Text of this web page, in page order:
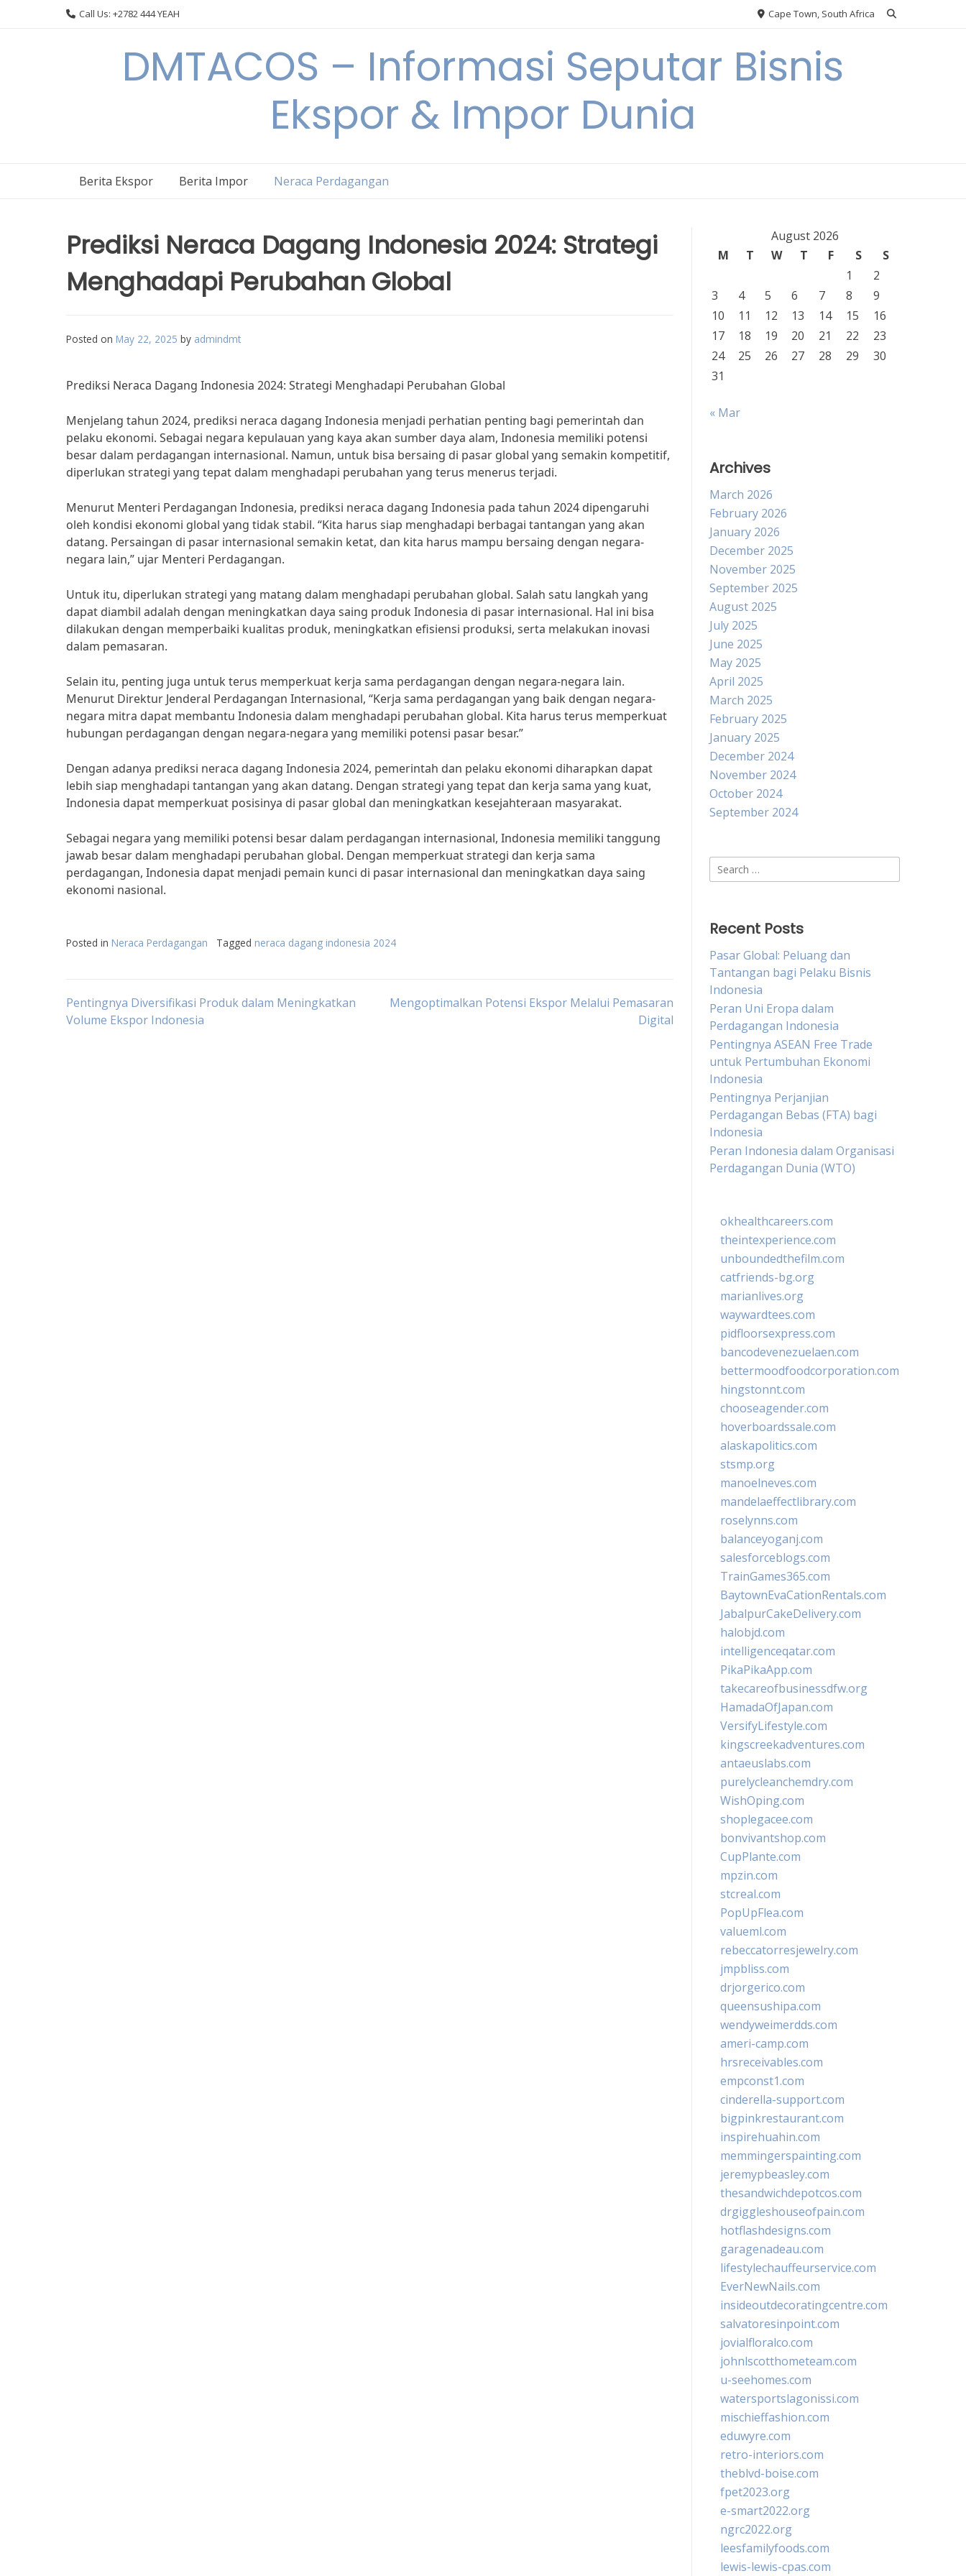
Call Us: +2782 444 YEAH Cape Town, South Africa
DMTACOS – Informasi Seputar Bisnis
Ekspor & Impor Dunia
Berita Ekspor Berita Impor Neraca Perdagangan
Prediksi Neraca Dagang Indonesia 2024: Strategi
Menghadapi Perubahan Global
Posted on May 22, 2025 by admindmt
Prediksi Neraca Dagang Indonesia 2024: Strategi Menghadapi Perubahan Global
Menjelang tahun 2024, prediksi neraca dagang Indonesia menjadi perhatian penting bagi pemerintah dan
pelaku ekonomi. Sebagai negara kepulauan yang kaya akan sumber daya alam, Indonesia memiliki potensi
besar dalam perdagangan internasional. Namun, untuk bisa bersaing di pasar global yang semakin kompetitif,
diperlukan strategi yang tepat dalam menghadapi perubahan yang terus menerus terjadi.
Menurut Menteri Perdagangan Indonesia, prediksi neraca dagang Indonesia pada tahun 2024 dipengaruhi
oleh kondisi ekonomi global yang tidak stabil. “Kita harus siap menghadapi berbagai tantangan yang akan
datang. Persaingan di pasar internasional semakin ketat, dan kita harus mampu bersaing dengan negara-
negara lain,” ujar Menteri Perdagangan.
Untuk itu, diperlukan strategi yang matang dalam menghadapi perubahan global. Salah satu langkah yang
dapat diambil adalah dengan meningkatkan daya saing produk Indonesia di pasar internasional. Hal ini bisa
dilakukan dengan memperbaiki kualitas produk, meningkatkan efisiensi produksi, serta melakukan inovasi
dalam pemasaran.
Selain itu, penting juga untuk terus memperkuat kerja sama perdagangan dengan negara-negara lain.
Menurut Direktur Jenderal Perdagangan Internasional, “Kerja sama perdagangan yang baik dengan negara-
negara mitra dapat membantu Indonesia dalam menghadapi perubahan global. Kita harus terus memperkuat
hubungan perdagangan dengan negara-negara yang memiliki potensi pasar besar.”
Dengan adanya prediksi neraca dagang Indonesia 2024, pemerintah dan pelaku ekonomi diharapkan dapat
lebih siap menghadapi tantangan yang akan datang. Dengan strategi yang tepat dan kerja sama yang kuat,
Indonesia dapat memperkuat posisinya di pasar global dan meningkatkan kesejahteraan masyarakat.
Sebagai negara yang memiliki potensi besar dalam perdagangan internasional, Indonesia memiliki tanggung
jawab besar dalam menghadapi perubahan global. Dengan memperkuat strategi dan kerja sama
perdagangan, Indonesia dapat menjadi pemain kunci di pasar internasional dan meningkatkan daya saing
ekonomi nasional.
Posted in Neraca Perdagangan Tagged neraca dagang indonesia 2024
Post
Pentingnya Diversifikasi Produk dalam Meningkatkan
Volume Ekspor Indonesia
Mengoptimalkan Potensi Ekspor Melalui Pemasaran
Digital
August 2026
M
T W T F S
S
1
2
3
4 5 6 7 8
9
10
11 12 13 14 15
16
17
18 19 20 21 22
23
24
25 26 27 28 29
30
31
« Mar
Archives
March 2026
February 2026
January 2026
December 2025
November 2025
September 2025
August 2025
July 2025
June 2025
May 2025
April 2025
March 2025
February 2025
January 2025
December 2024
November 2024
October 2024
September 2024
Search
for:
Recent Posts
Pasar Global: Peluang dan
Tantangan bagi Pelaku Bisnis
Indonesia
Peran Uni Eropa dalam
Perdagangan Indonesia
Pentingnya ASEAN Free Trade
untuk Pertumbuhan Ekonomi
Indonesia
Pentingnya Perjanjian
Perdagangan Bebas (FTA) bagi
Indonesia
Peran Indonesia dalam Organisasi
Perdagangan Dunia (WTO)
okhealthcareers.com
theintexperience.com
unboundedthefilm.com
catfriends-bg.org
marianlives.org
waywardtees.com
pidfloorsexpress.com
bancodevenezuelaen.com
bettermoodfoodcorporation.com
hingstonnt.com
chooseagender.com
hoverboardssale.com
alaskapolitics.com
stsmp.org
manoelneves.com
mandelaeffectlibrary.com
roselynns.com
balanceyoganj.com
salesforceblogs.com
TrainGames365.com
BaytownEvaCationRentals.com
JabalpurCakeDelivery.com
halobjd.com
intelligenceqatar.com
PikaPikaApp.com
takecareofbusinessdfw.org
HamadaOfJapan.com
VersifyLifestyle.com
kingscreekadventures.com
antaeuslabs.com
purelycleanchemdry.com
WishOping.com
shoplegacee.com
bonvivantshop.com
CupPlante.com
mpzin.com
stcreal.com
PopUpFlea.com
valueml.com
rebeccatorresjewelry.com
jmpbliss.com
drjorgerico.com
queensushipa.com
wendyweimerdds.com
ameri-camp.com
hrsreceivables.com
empconst1.com
cinderella-support.com
bigpinkrestaurant.com
inspirehuahin.com
memmingerspainting.com
jeremypbeasley.com
thesandwichdepotcos.com
drgiggleshouseofpain.com
hotflashdesigns.com
garagenadeau.com
lifestylechauffeurservice.com
EverNewNails.com
insideoutdecoratingcentre.com
salvatoresinpoint.com
jovialfloralco.com
johnlscotthometeam.com
u-seehomes.com
watersportslagonissi.com
mischieffashion.com
eduwyre.com
retro-interiors.com
theblvd-boise.com
fpet2023.org
e-smart2022.org
ngrc2022.org
leesfamilyfoods.com
lewis-lewis-cpas.com